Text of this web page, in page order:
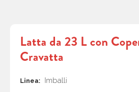
Latta da 23 L con
Cravatta
Linea: Imballi